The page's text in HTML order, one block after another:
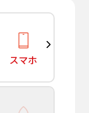
スマホ